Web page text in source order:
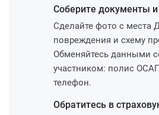
Соберите документы
Сделайте фото с места
повреждения и схему
Обменяйтесь данными
участником: полис
телефон.
Обратитесь в